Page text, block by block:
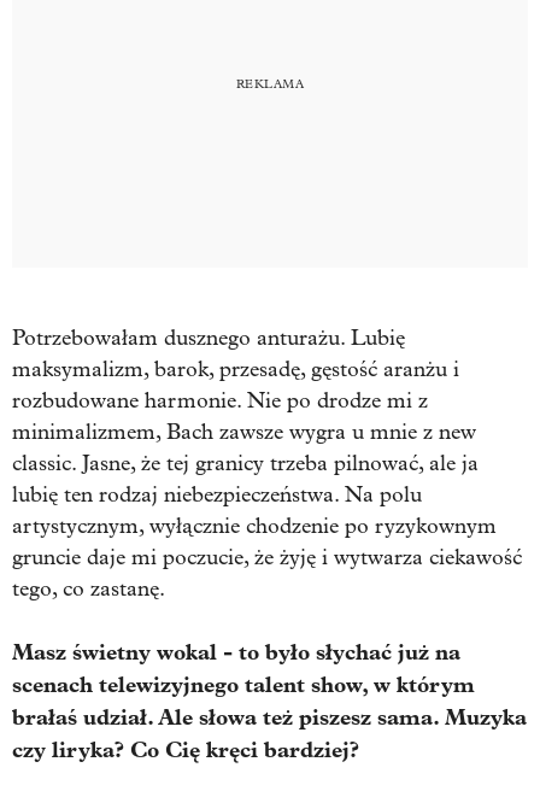
Potrzebowałam dusznego anturażu. Lubię
maksymalizm, barok, przesadę, gęstość aranżu i
rozbudowane harmonie. Nie po drodze mi z
minimalizmem, Bach zawsze wygra u mnie z new
classic. Jasne, że tej granicy trzeba pilnować, ale ja
lubię ten rodzaj niebezpieczeństwa. Na polu
artystycznym, wyłącznie chodzenie po ryzykownym
gruncie daje mi poczucie, że żyję i wytwarza ciekawość
tego, co zastanę.
Masz świetny wokal - to było słychać już na
scenach telewizyjnego talent show, w którym
brałaś udział. Ale słowa też piszesz sama. Muzyka
czy liryka? Co Cię kręci bardziej?